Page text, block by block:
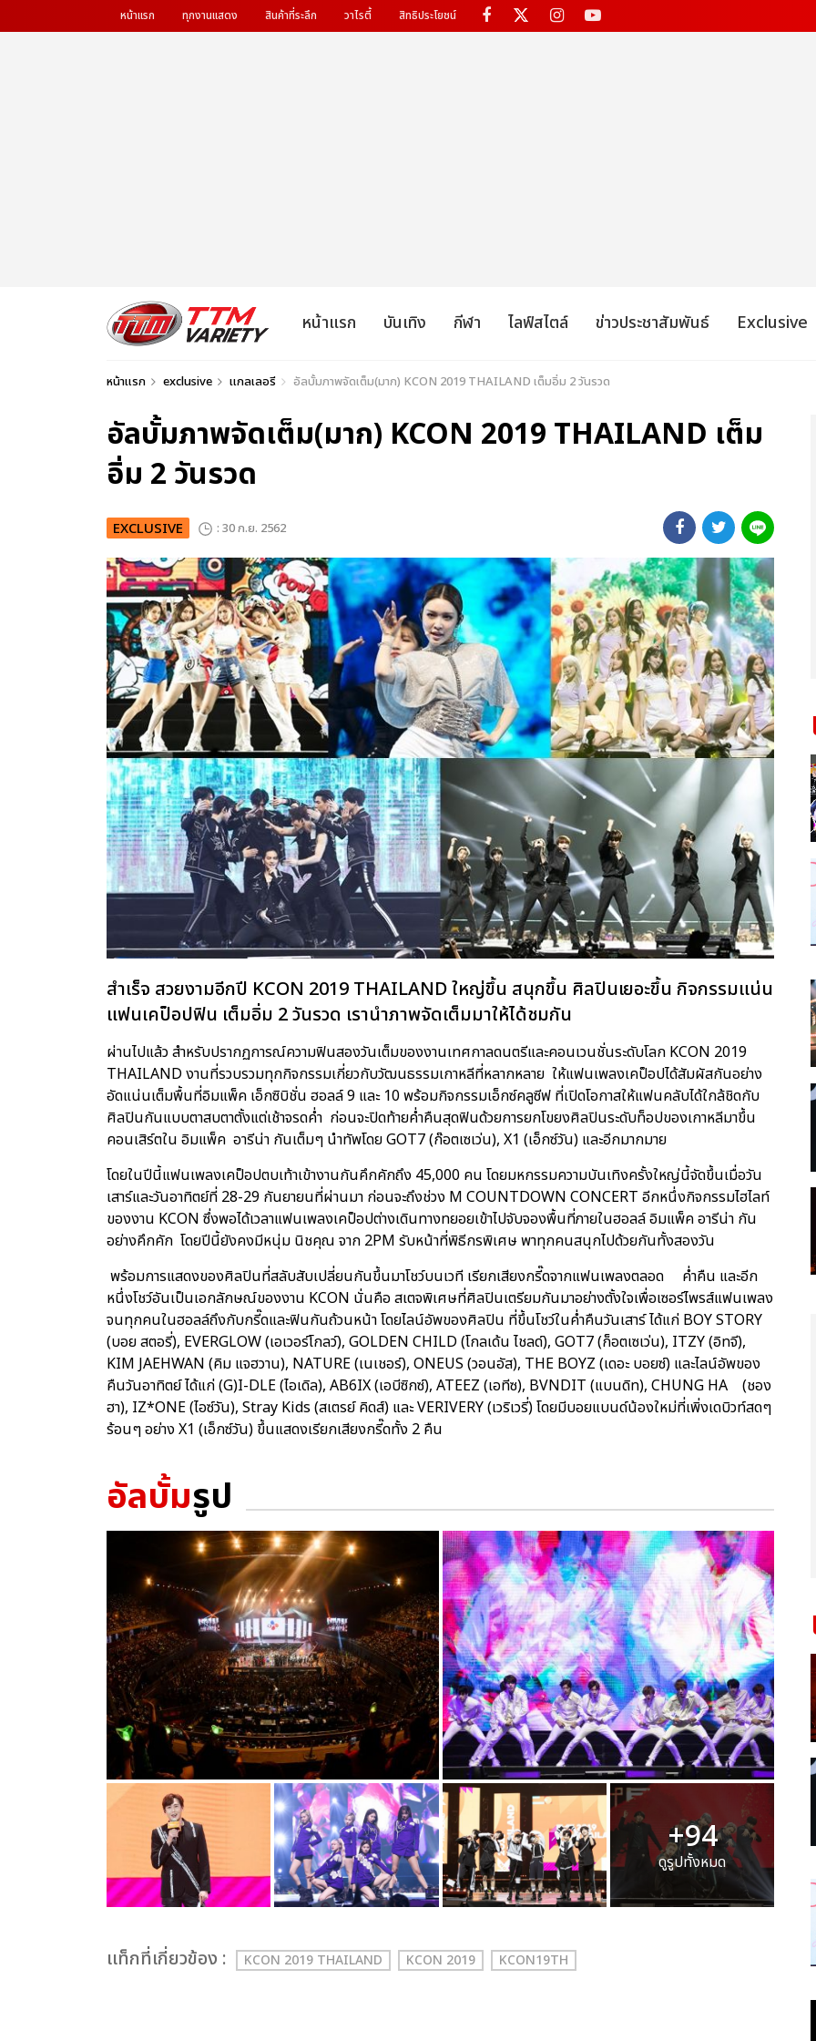
หน้าแรก ทุกงานแสดง สินค้าที่ระลึก วาไรตี้ สิทธิประโยชน์
หน้าแรก บันเทิง กีฬา ไลฟ์สไตล์ ข่าวประชาสัมพันธ์ Exclusive
หน้าแรก exclusive แกลเลอรี อัลบั้มภาพจัดเต็ม(มาก) KCON 2019 THAILAND เต็มอิ่ม 2 วันรวด
อัลบั้มภาพจัดเต็ม(มาก) KCON 2019 THAILAND เต็ม
อิ่ม 2 วันรวด
EXCLUSIVE : 30 ก.ย. 2562
สำเร็จ สวยงามอีกปี KCON 2019 THAILAND ใหญ่ขึ้น สนุกขึ้น ศิลปินเยอะขึ้น กิจกรรมแน่น
แฟนเคป็อปฟิน เต็มอิ่ม 2 วันรวด เรานำภาพจัดเต็มมาให้ได้ชมกัน
ผ่านไปแล้ว สำหรับปรากฏการณ์ความฟินสองวันเต็มของงานเทศกาลดนตรีและคอนเวนชั่นระดับโลก KCON 2019
THAILAND งานที่รวบรวมทุกกิจกรรมเกี่ยวกับวัฒนธรรมเกาหลีที่หลากหลาย ให้แฟนเพลงเคป็อปได้สัมผัสกันอย่าง
อัดแน่นเต็มพื้นที่อิมแพ็ค เอ็กซิบิชั่น ฮอลล์ 9 และ 10 พร้อมกิจกรรมเอ็กซ์คลูซีฟ ที่เปิดโอกาสให้แฟนคลับได้ใกล้ชิดกับ
ศิลปินกันแบบตาสบตาตั้งแต่เช้าจรดค่ำ ก่อนจะปิดท้ายค่ำคืนสุดฟินด้วยการยกโขยงศิลปินระดับท็อปของเกาหลีมาขึ้น
คอนเสิร์ตใน อิมแพ็ค อารีน่า กันเต็มๆ นำทัพโดย GOT7 (ก๊อตเซเว่น), X1 (เอ็กซ์วัน) และอีกมากมาย
โดยในปีนี้แฟนเพลงเคป็อปตบเท้าเข้างานกันคึกคักถึง 45,000 คน โดยมหกรรมความบันเทิงครั้งใหญ่นี้จัดขึ้นเมื่อวัน
เสาร์และวันอาทิตย์ที่ 28-29 กันยายนที่ผ่านมา ก่อนจะถึงช่วง M COUNTDOWN CONCERT อีกหนึ่งกิจกรรมไฮไลท์
ของงาน KCON ซึ่งพอได้เวลาแฟนเพลงเคป็อปต่างเดินทางทยอยเข้าไปจับจองพื้นที่ภายในฮอลล์ อิมแพ็ค อารีน่า กัน
อย่างคึกคัก โดยปีนี้ยังคงมีหนุ่ม นิชคุณ จาก 2PM รับหน้าที่พิธีกรพิเศษ พาทุกคนสนุกไปด้วยกันทั้งสองวัน
พร้อมการแสดงของศิลปินที่สลับสับเปลี่ยนกันขึ้นมาโชว์บนเวที เรียกเสียงกรี๊ดจากแฟนเพลงตลอด ค่ำคืน และอีก
หนึ่งโชว์อันเป็นเอกลักษณ์ของงาน KCON นั่นคือ สเตจพิเศษที่ศิลปินเตรียมกันมาอย่างตั้งใจเพื่อเซอร์ไพรส์แฟนเพลง
จนทุกคนในฮอลล์ถึงกับกรี๊ดและฟินกันถ้วนหน้า โดยไลน์อัพของศิลปิน ที่ขึ้นโชว์ในค่ำคืนวันเสาร์ ได้แก่ BOY STORY
(บอย สตอรี่), EVERGLOW (เอเวอร์โกลว์), GOLDEN CHILD (โกลเด้น ไชลด์), GOT7 (ก็อตเซเว่น), ITZY (อิทจี),
KIM JAEHWAN (คิม แจฮวาน), NATURE (เนเชอร์), ONEUS (วอนอัส), THE BOYZ (เดอะ บอยซ์) และไลน์อัพของ
คืนวันอาทิตย์ ได้แก่ (G)I-DLE (ไอเดิล), AB6IX (เอบีซิกซ์), ATEEZ (เอทีซ), BVNDIT (แบนดิท), CHUNG HA (ชอง
ฮา), IZ*ONE (ไอซ์วัน), Stray Kids (สเตรย์ คิดส์) และ VERIVERY (เวริเวรี่) โดยมีบอยแบนด์น้องใหม่ที่เพิ่งเดบิวท์สดๆ
ร้อนๆ อย่าง X1 (เอ็กซ์วัน) ขึ้นแสดงเรียกเสียงกรี๊ดทั้ง 2 คืน
อัลบั้มรูป
+94
ดูรูปทั้งหมด
เเท็กที่เกี่ยวข้อง : KCON 2019 THAILAND KCON 2019 KCON19TH